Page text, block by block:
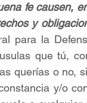
fe causen,
y
para la
que tú,
querías o no,
y/o